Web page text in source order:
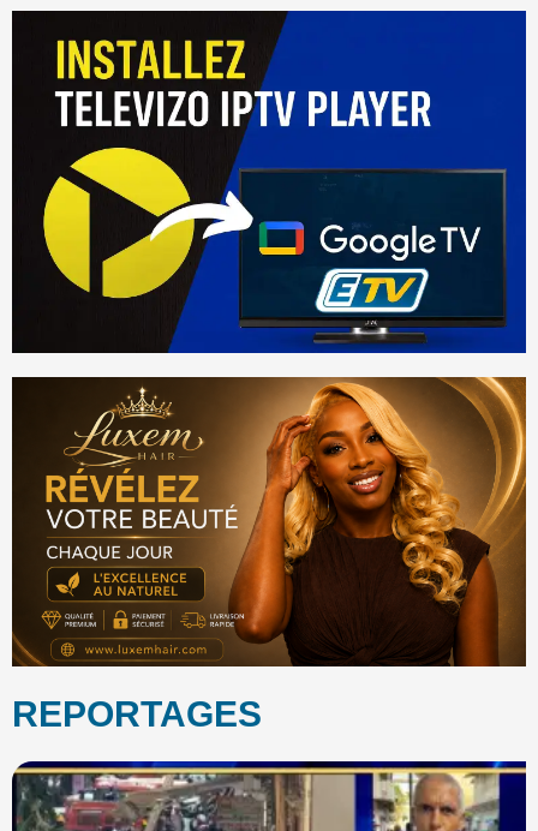
REPORTAGES